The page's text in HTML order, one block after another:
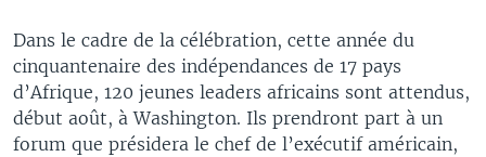
Dans le cadre de la célébration, cette année du
cinquantenaire des indépendances de 17 pays
d’Afrique, 120 jeunes leaders africains sont attendus,
début août, à Washington. Ils prendront part à un
forum que présidera le chef de l’exécutif américain,